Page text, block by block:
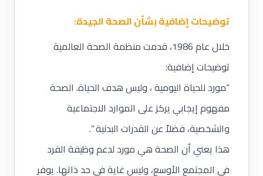
توضيحات إضافية بشأن الصحة الجيدة:
خلال عام 1986، قدمت منظمة الصحة العالمية
توضيحات إضافية:
“مورد للحياة اليومية ، وليس هدف الحياة. الصحة
مفهوم إيجابي يركز على الموارد الاجتماعية
والشخصية، فضلاً عن القدرات البدنية “.
هذا يعني أن الصحة هي مورد لدعم وظيفة الفرد
في المجتمع الأوسع، وليس غاية في حد ذاتها. يوفر